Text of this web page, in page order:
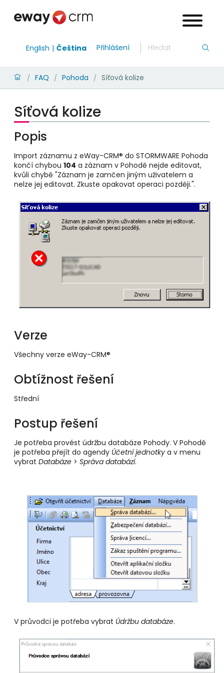
English Čeština Přihlášení
/ FAQ / Pohoda / Síťová kolize
Síťová kolize
Popis
Import záznamu z eWay-CRM® do STORMWARE Pohoda
končí chybou 104 a záznam v Pohodě nejde editovat,
kvůli chybě "Záznam je zamčen jiným uživatelem a
nelze jej editovat. Zkuste opakovat operaci později.".
Verze
Všechny verze eWay-CRM®
Obtížnost řešení
Střední
Postup řešení
Je potřeba provést údržbu databáze Pohody. V Pohodě
je potřeba přejít do agendy Účetní jednotky a v menu
vybrat Databáze > Správa databází.
V průvodci je potřeba vybrat Údržbu databáze.